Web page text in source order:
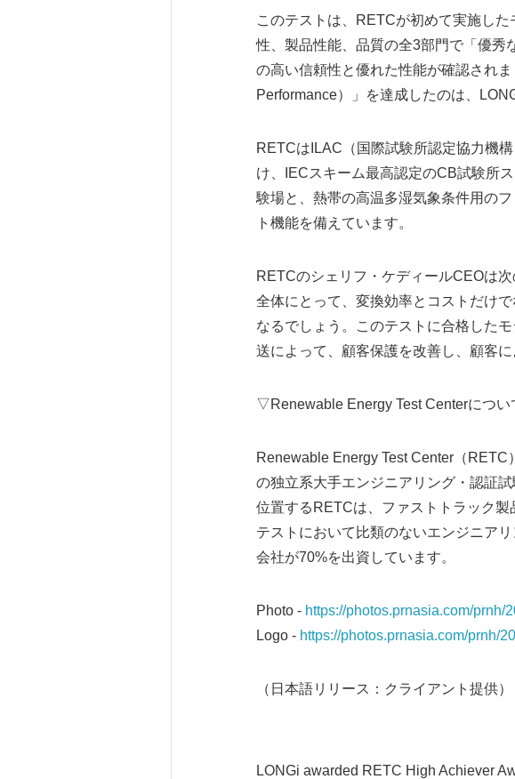
このテストは、RETCが初めて実施し
性、製品性能、品質の全3部門で「優秀
の高い信頼性と優れた性能が確認され
Performance）」を達成したのは、
RETCはILAC（国際試験所認定協力機
け、IECスキーム最高認定のCB試験所
験場と、熱帯の高温多湿気象条件用の
ト機能を備えています。
RETCのシェリフ・ケディールCEOは
全体にとって、変換効率とコストだけ
なるでしょう。このテストに合格した
送によって、顧客保護を改善し、顧客
▽Renewable Energy Test Centerについ
Renewable Energy Test Center（
の独立系大手エンジニアリング・認証
位置するRETCは、ファストトラック
テストにおいて比類のないエンジニア
会社が70%を出資しています。
Photo - https://photos.prnasia.com/prnh/
Logo - https://photos.prnasia.com/prnh/
（日本語リリース：クライアント提供）
LONGi awarded RETC High Achiever